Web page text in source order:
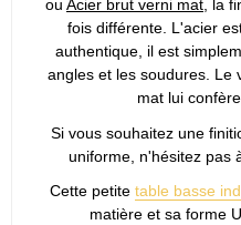
ou Acier brut verni mat, la
fois différente. L'acier
authentique, il est
angles et les soudures. Le
mat lui
Si vous souhaitez une
uniforme, n'hésitez pas
Cette petite table basse
matière et sa forme